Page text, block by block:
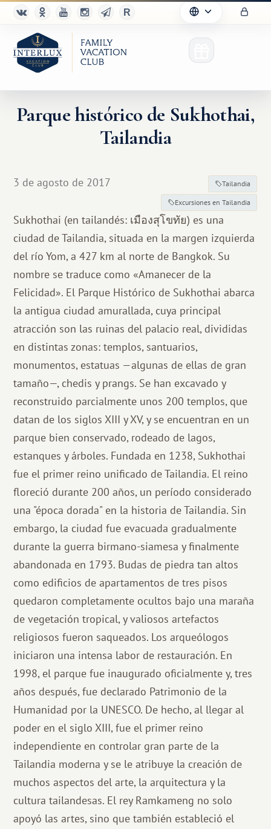
Parque histórico de Sukhothai,
Tailandia
3 de agosto de 2017 Tailandia
Excursiones en Tailandia
Sukhothai (en tailandés: เมืองสุโขทัย) es una
ciudad de Tailandia, situada en la margen izquierda
del río Yom, a 427 km al norte de Bangkok. Su
nombre se traduce como «Amanecer de la
Felicidad». El Parque Histórico de Sukhothai abarca
la antigua ciudad amurallada, cuya principal
atracción son las ruinas del palacio real, divididas
en distintas zonas: templos, santuarios,
monumentos, estatuas —algunas de ellas de gran
tamaño—, chedis y prangs. Se han excavado y
reconstruido parcialmente unos 200 templos, que
datan de los siglos XIII y XV, y se encuentran en un
parque bien conservado, rodeado de lagos,
estanques y árboles. Fundada en 1238, Sukhothai
fue el primer reino unificado de Tailandia. El reino
floreció durante 200 años, un período considerado
una "época dorada" en la historia de Tailandia. Sin
embargo, la ciudad fue evacuada gradualmente
durante la guerra birmano-siamesa y finalmente
abandonada en 1793. Budas de piedra tan altos
como edificios de apartamentos de tres pisos
quedaron completamente ocultos bajo una maraña
de vegetación tropical, y valiosos artefactos
religiosos fueron saqueados. Los arqueólogos
iniciaron una intensa labor de restauración. En
1998, el parque fue inaugurado oficialmente y, tres
años después, fue declarado Patrimonio de la
Humanidad por la UNESCO. De hecho, al llegar al
poder en el siglo XIII, fue el primer reino
independiente en controlar gran parte de la
Tailandia moderna y se le atribuye la creación de
muchos aspectos del arte, la arquitectura y la
cultura tailandesas. El rey Ramkameng no solo
apoyó las artes, sino que también estableció el